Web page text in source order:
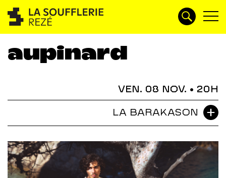
aupinard
VEN. 08 NOV. • 20H
LA BARAKASON